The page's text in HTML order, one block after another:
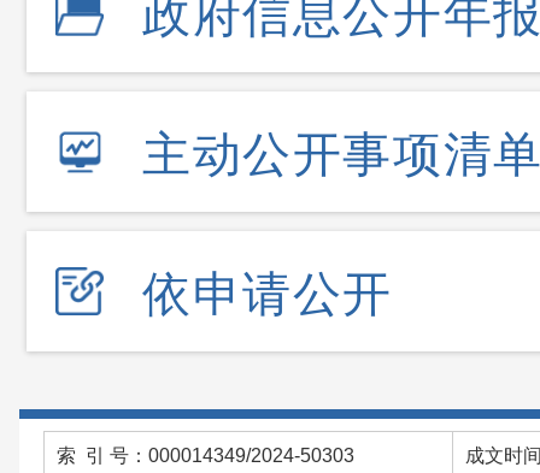
政府信息公开年
主动公开事项清
依申请公开
索 引 号：000014349/2024-50303 成文时